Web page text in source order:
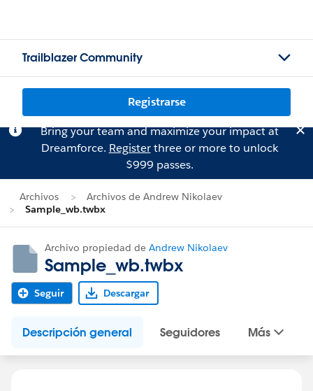
Trailblazer Community
Registrarse
Bring your team and maximize your impact at
Dreamforce. Registerthree or more to unlock
$999 passes.
Archivos
Archivos de Andrew Nikolaev
Sample_wb.twbx
Archivo propiedad de Andrew Nikolaev
Sample_wb.twbx
Seguir Descargar
Descripción general Seguidores Más